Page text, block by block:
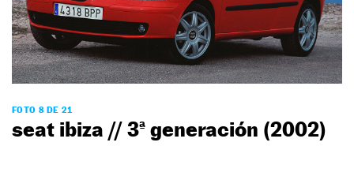
FOTO 8 DE 21
seat ibiza // 3ª generación (2002)